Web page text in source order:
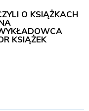
O KSIĄŻKACH
KSIĄŻEK